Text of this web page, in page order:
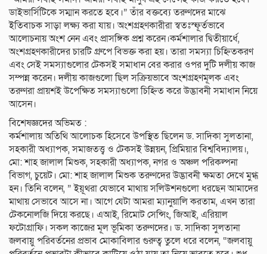
ডাইভার্সিটিকে সম্মান করতে হবে।” তাঁর বক্তব্যে তরুণদের মাঝে
ইতিবাচক সাড়া লক্ষ্য করা যায়। অংশগ্রহণকারীরা স্বতঃস্ফূর্তভাবে
আলোচনায় অংশ নেন এবং প্রাসঙ্গিক প্রশ্ন করেন।কর্মশালার দ্বিতীয়ার্ধে,
অংশগ্রহণকারীদের চারটি গ্রুপে বিভক্ত করা হয়। তারা সমস্যা চিহ্নিতকরণ
এবং সেই সমস্যাগুলোর টেকসই সমাধান বের করার ওপর দুটি দলীয় কাজ
সম্পন্ন করেন। দলীয় কাজগুলো ছিল সক্রিয়ভাবে অংশগ্রহণমূলক এবং
তরুণরা প্রায়শই উপেক্ষিত সমস্যাগুলো চিহ্নিত করে উদ্ভাবনী সমাধান নিয়ে
আসেন।
বিশেষজ্ঞদের অভিমত :
কর্মশালায় অতিথি আলোচক হিসেবে উপস্থিত ছিলেন ড. সাদিকা সুলতানা,
সহকারী অধ্যাপক, সমাজতত্ত্ব ও টেকসই উন্নয়ন, প্রিমিয়ার বিশ্ববিদ্যালয়।,
মো: শাহ জালাল মিশুক, সহকারী অধ্যাপক, নগর ও অঞ্চল পরিকল্পনা
বিভাগ, চুয়েট। মো: শাহ জালাল মিশুক তরুণদের উদ্ভাবনী ক্ষমতা দেখে মুগ্ধ
হন। তিনি বলেন, ” ইয়ূথরা যেভাবে মাথায় সলিউশনগুলো ধরছেন আমাদের
মাথায় সেভাবে আসে না। আগে যেটা আমরা ম্যানুয়ালি করতাম, এখন তারা
টেকনোলজি দিয়ে করছে। এআই, রিমোট সেন্সিং, জিআই, এরিয়াল
ফটোগ্রাফি। সকল কাজের মূল ভূমিকা তরুণদের। ড. সাদিকা সুলতানা
জলবায়ু পরিবর্তনের প্রভাব মোকাবিলার গুরুত্ব তুলে ধরে বলেন, “জলবায়ু